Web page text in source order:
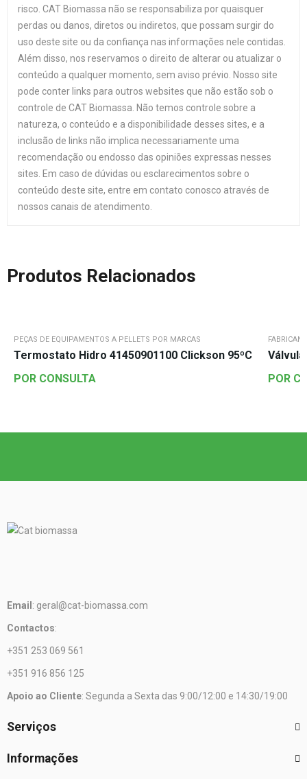
risco. CAT Biomassa não se responsabiliza por quaisquer
perdas ou danos, diretos ou indiretos, que possam surgir do
uso deste site ou da confiança nas informações nele contidas.
Além disso, nos reservamos o direito de alterar ou atualizar o
conteúdo a qualquer momento, sem aviso prévio. Nosso site
pode conter links para outros websites que não estão sob o
controle de CAT Biomassa. Não temos controle sobre a
natureza, o conteúdo e a disponibilidade desses sites, e a
inclusão de links não implica necessariamente uma
recomendação ou endosso das opiniões expressas nesses
sites. Em caso de dúvidas ou esclarecimentos sobre o
conteúdo deste site, entre em contato conosco através de
nossos canais de atendimento.
Produtos Relacionados
PEÇAS DE EQUIPAMENTOS A PELLETS POR MARCAS
Termostato Hidro 41450901100 Clickson 95ºC
POR CONSULTA
POR
Email : geral@cat-biomassa.com
Contactos:
+351 253 069 561
+351 916 856 125
Apoio ao Cliente: Segunda a Sexta das 9:00/12:00 e 14:30/19:00
Serviços
Informações